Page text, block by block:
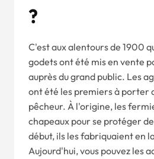
?
C'est aux alentours de 1900
godets ont été mis en vente
auprès du grand public. Les
ont été les premiers à porter
pêcheur. À l'origine, les
chapeaux pour se protéger
début, ils les fabriquaient en
Aujourd'hui, vous pouvez les